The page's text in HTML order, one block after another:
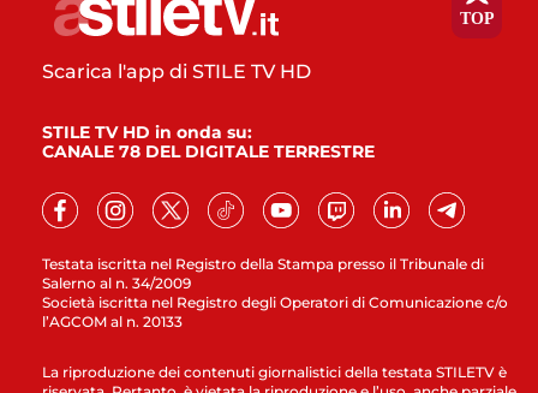
Testata iscritta nel Registro della Stampa presso il Tribunale di
Salerno al n. 34/2009
Società iscritta nel Registro degli Operatori di Comunicazione c/o
l’AGCOM al n. 20133
Scarica l'app di STILE TV HD
STILE TV HD in onda su:
CANALE 78 DEL DIGITALE TERRESTRE
La riproduzione dei contenuti giornalistici della testata STILETV è